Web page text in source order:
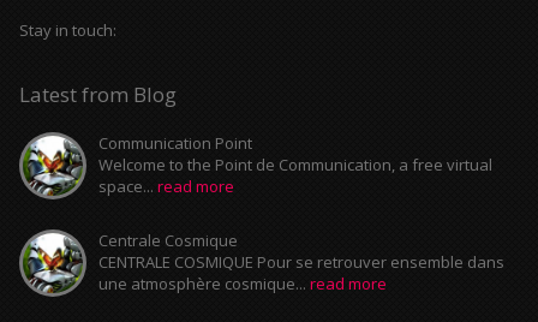
Stay in touch:
Latest from Blog
Communication Point
Welcome to the Point de Communication, a free virtual
space... read more
Centrale Cosmique
CENTRALE COSMIQUE Pour se retrouver ensemble dans
une atmosphère cosmique... read more